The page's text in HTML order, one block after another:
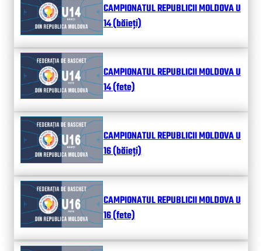
CAMPIONATUL REPUBLICII MOLDOVA U
14 (băieți)
CAMPIONATUL REPUBLICII MOLDOVA U
14 (fete)
CAMPIONATUL REPUBLICII MOLDOVA U
16 (băieți)
CAMPIONATUL REPUBLICII MOLDOVA U
16 (fete)